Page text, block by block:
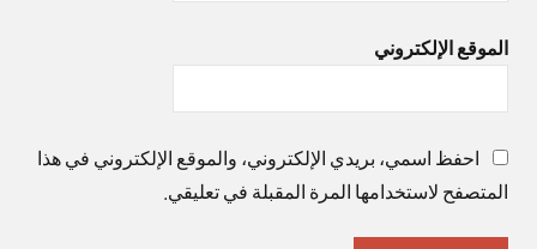
الموقع الإلكتروني
احفظ اسمي، بريدي الإلكتروني، والموقع الإلكتروني في هذا
المتصفح لاستخدامها المرة المقبلة في تعليقي.